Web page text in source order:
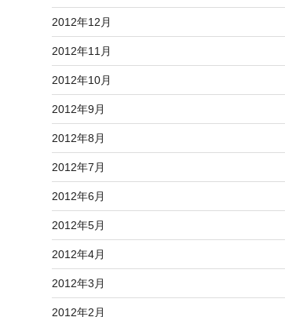
2012年12月
2012年11月
2012年10月
2012年9月
2012年8月
2012年7月
2012年6月
2012年5月
2012年4月
2012年3月
2012年2月